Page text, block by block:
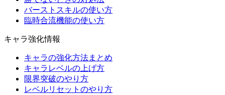
バーストスキルの使い方
臨時合流機能の使い方
キャラ強化情報
キャラの強化方法まとめ
キャラレベルの上げ方
限界突破のやり方
レベルリセットのやり方